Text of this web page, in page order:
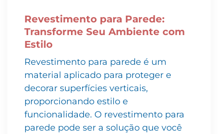
Revestimento para Parede:
Transforme Seu Ambiente com
Estilo
Revestimento para parede é um
material aplicado para proteger e
decorar superfícies verticais,
proporcionando estilo e
funcionalidade. O revestimento para
parede pode ser a solução que você